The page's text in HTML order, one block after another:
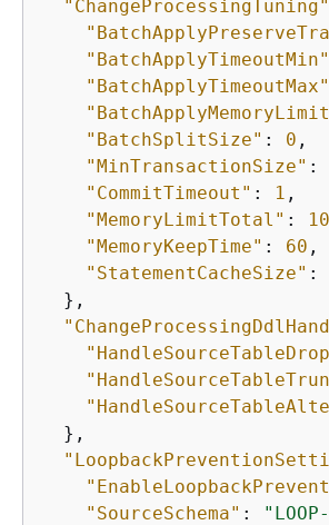
"ChangeProcessingTuning"
"BatchApplyTimeoutMin"
"BatchApplyTimeoutMax"
"BatchSplitSize" : 0 ,
"MinTransactionSize" :
"CommitTimeout" : 1 ,
"MemoryLimitTotal" :
"MemoryKeepTime" : 60 ,
"StatementCacheSize" :
  },
  },
"SourceSchema" :